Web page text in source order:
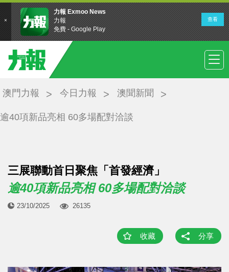
澳門力報 今日力報 澳聞新聞
逾40項新品亮相 60多場配對洽談
三展聯動首日聚焦「首發經濟」
逾40項新品亮相 60多場配對洽談
23/10/2025 26135
收藏 分享